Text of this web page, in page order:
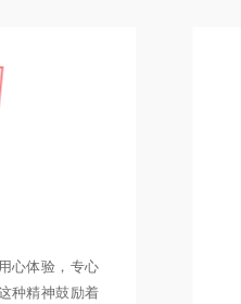
心体验，专心
种精神鼓励着